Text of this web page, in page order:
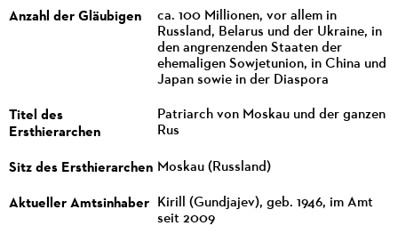
Anzahl der Gläubigen
ca. 100 Millionen, vor allem in
Russland, Belarus und der Ukraine, in
den angrenzenden Staaten der
ehemaligen Sowjetunion, in China und
Japan sowie in der Diaspora
Titel des
Ersthierarchen
Patriarch von Moskau und der ganzen
Rus
Sitz des Ersthierarchen Moskau (Russland)
Aktueller Amtsinhaber
Kirill (Gundjajev), geb. 1946, im Amt
seit 2009